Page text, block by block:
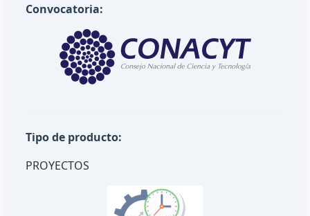
Convocatoria:
Tipo de producto:
PROYECTOS